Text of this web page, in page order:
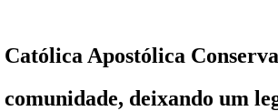
Apostólica
deixando um